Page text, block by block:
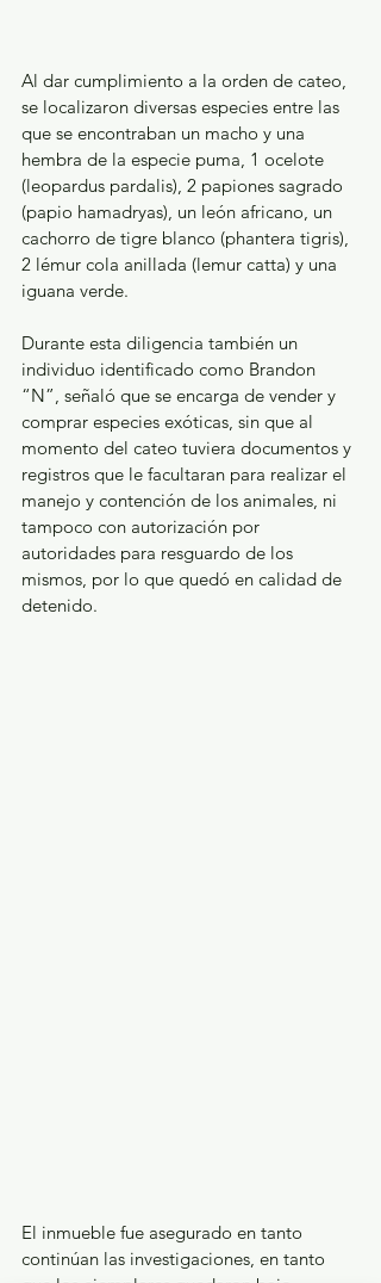
Al dar cumplimiento a la orden de cateo,
se localizaron diversas especies entre las
que se encontraban un macho y una
hembra de la especie puma, 1 ocelote
(leopardus pardalis), 2 papiones sagrado
(papio hamadryas), un león africano, un
cachorro de tigre blanco (phantera tigris),
2 lémur cola anillada (lemur catta) y una
iguana verde.
Durante esta diligencia también un
individuo identificado como Brandon
“N”, señaló que se encarga de vender y
comprar especies exóticas, sin que al
momento del cateo tuviera documentos y
registros que le facultaran para realizar el
manejo y contención de los animales, ni
tampoco con autorización por
autoridades para resguardo de los
mismos, por lo que quedó en calidad de
detenido.
El inmueble fue asegurado en tanto
continúan las investigaciones, en tanto